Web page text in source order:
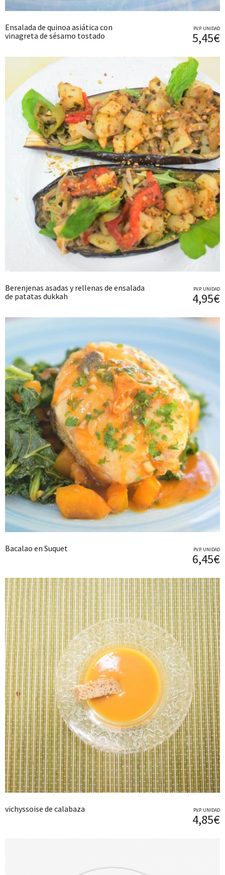
Ensalada de quinoa asiática con
vinagreta de sésamo tostado
P.V.P. UNIDAD
5,45€
Berenjenas asadas y rellenas de ensalada
de patatas dukkah
P.V.P. UNIDAD
4,95€
Bacalao en Suquet P.V.P. UNIDAD
6,45€
vichyssoise de calabaza P.V.P. UNIDAD
4,85€